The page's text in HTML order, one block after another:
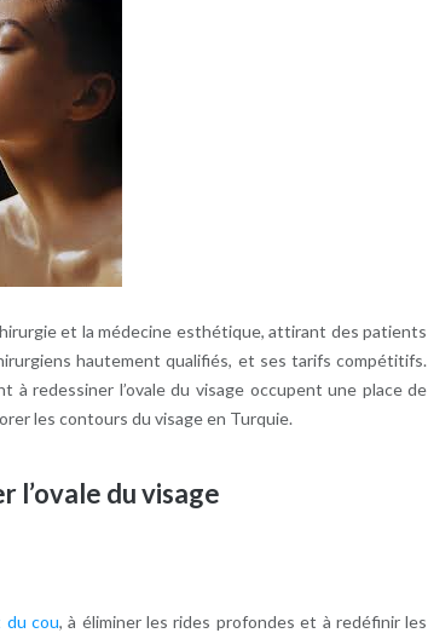
et la médecine esthétique, attirant des patients
hautement qualifiés, et ses tarifs compétitifs.
à redessiner l’ovale du visage occupent une place de
les contours du visage en Turquie.
l’ovale du visage
du cou, à éliminer les rides profondes et à redéfinir les